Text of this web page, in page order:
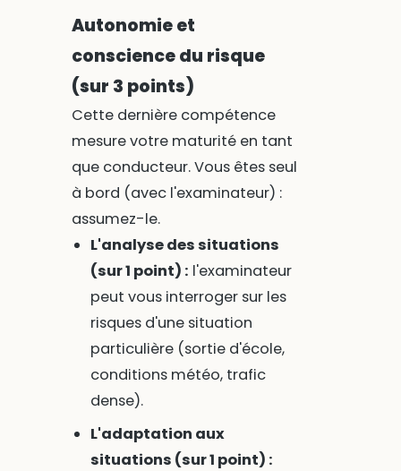
Autonomie et
conscience du risque
(sur 3 points)
Cette dernière compétence
mesure votre maturité en tant
que conducteur. Vous êtes seul
à bord (avec l'examinateur) :
assumez-le.
L'analyse des situations
(sur 1 point) : l'examinateur
peut vous interroger sur les
risques d'une situation
particulière (sortie d'école,
conditions météo, trafic
dense).
L'adaptation aux
situations (sur 1 point) :